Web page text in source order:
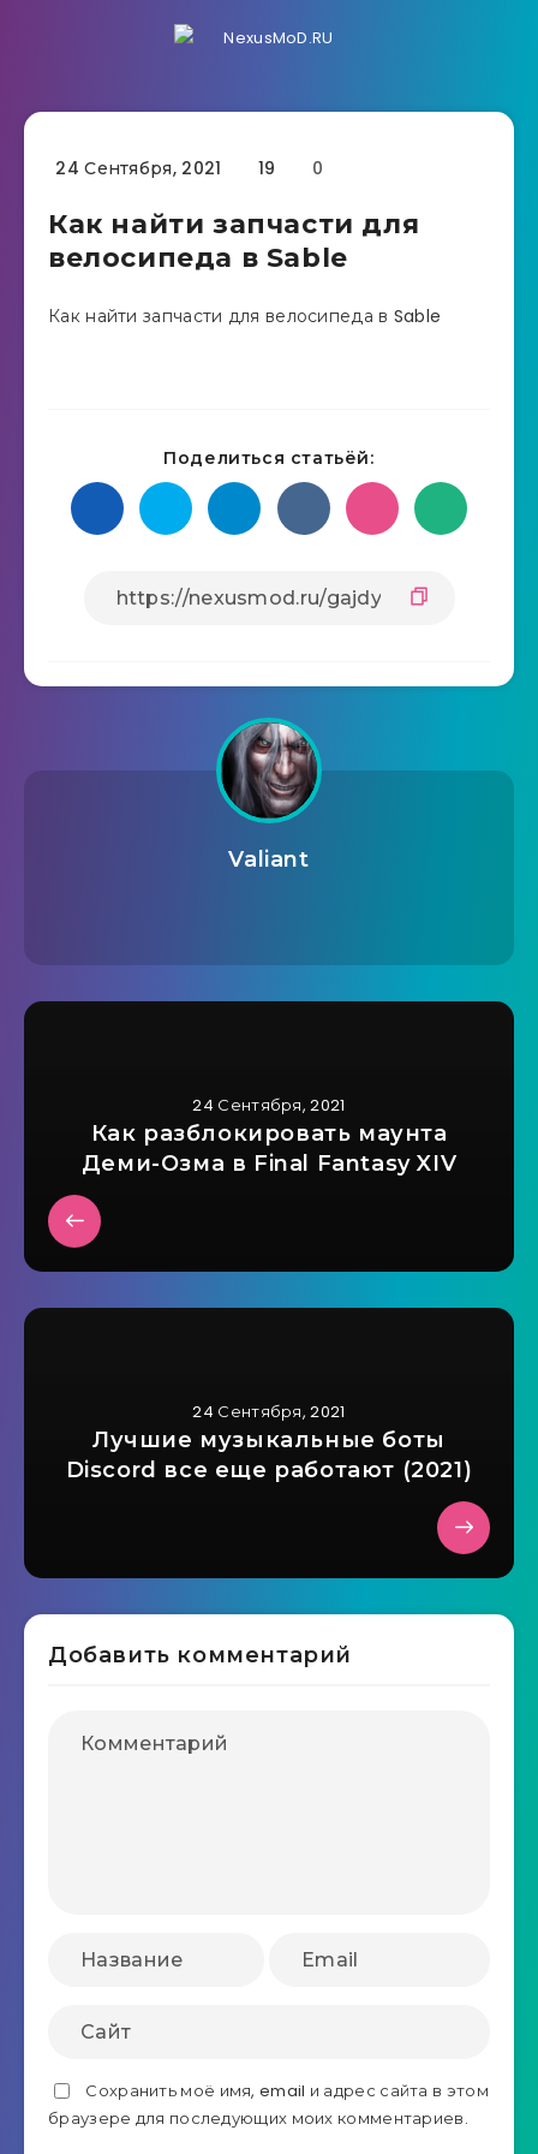
24 Сентября, 2021 19 0
Как найти запчасти для
велосипеда в Sable
Как найти запчасти для велосипеда в Sable
Поделиться статьёй:
Valiant
24 Сентября, 2021
Как разблокировать маунта
Деми-Озма в Final Fantasy XIV
24 Сентября, 2021
Лучшие музыкальные боты
Discord все еще работают (2021)
Добавить комментарий
Сохранить моё имя, email и адрес сайта в этом
браузере для последующих моих комментариев.